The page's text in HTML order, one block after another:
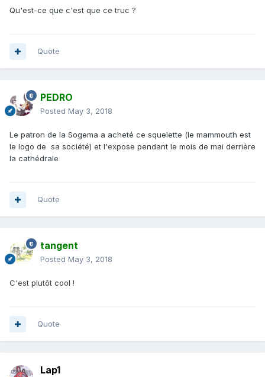
Qu'est-ce que c'est que ce truc ?
Quote
PEDRO
Posted May 3, 2018
Le patron de la Sogema a acheté ce squelette (le mammouth est
le logo de sa société) et l'expose pendant le mois de mai derrière
la cathédrale
Quote
tangent
Posted May 3, 2018
C'est plutôt cool !
Quote
Lap1